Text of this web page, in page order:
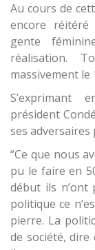
Au cours de
encore réitéré
gente
réalisation.
massivement le
S’exprimant
président
ses adversaires
“Ce que nous
pu le faire en
début ils n’ont
politique ce
pierre. La
de société, dire